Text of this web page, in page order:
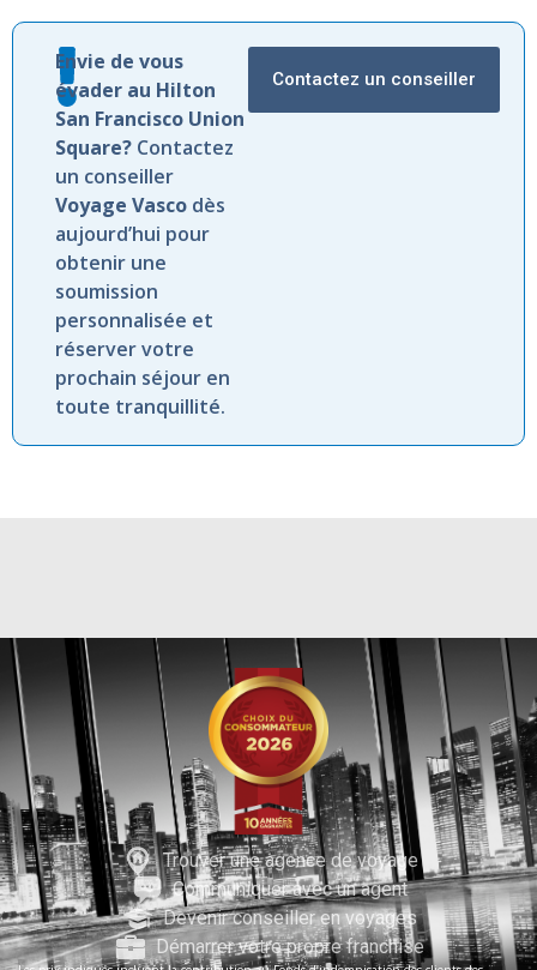
Envie de vous
évader au Hilton
San Francisco Union
Square?Contactez
un conseiller
Voyage Vascodès
aujourd’hui pour
obtenir une
soumission
personnalisée et
réserver votre
prochain séjour en
toute tranquillité.
Contactez un conseiller
Trouver une agence de voyage
Communiquer avec un agent
Devenir conseiller en voyages
Démarrer votre propre franchise